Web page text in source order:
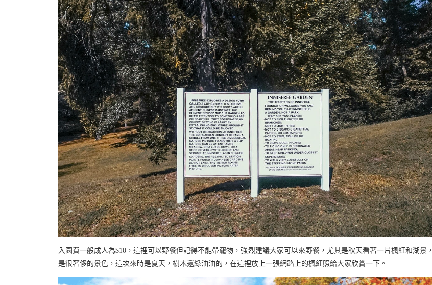
入園費一般成人為$10，這裡可以野餐但記得不能帶寵物，強烈建議大家可以來野餐，尤其是秋天看著一片楓紅和湖景，
是很奢侈的景色，這次來時是夏天，樹木還綠油油的，在這裡放上一張網路上的楓紅照給大家欣賞一下。